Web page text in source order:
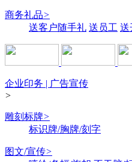
商务礼品>
送客户随手礼 送员工 送
企业印务 | 广告宣传
>
雕刻标牌>
标识牌/胸牌/刻字
图文/宣传>